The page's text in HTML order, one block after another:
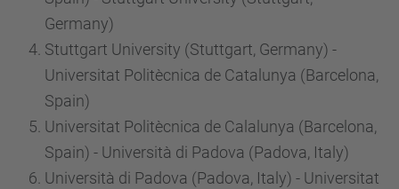
Germany)
Stuttgart University (Stuttgart, Germany) -
Universitat Politècnica de Catalunya (Barcelona,
Spain)
Universitat Politècnica de Calalunya (Barcelona,
Spain) - Università di Padova (Padova, Italy)
Università di Padova (Padova, Italy) - Universitat